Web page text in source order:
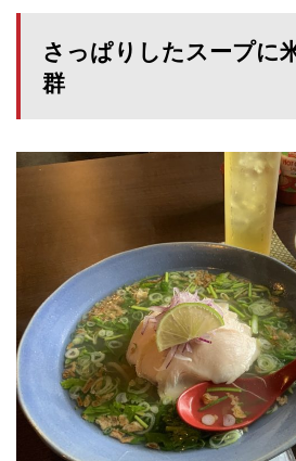
さっぱりしたスープに
群